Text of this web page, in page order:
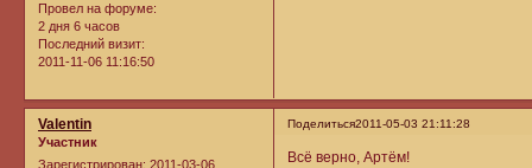
Провел на форуме:
2 дня 6 часов
Последний визит:
2011-11-06 11:16:50
Поделиться2011-05-03 21:11:28
Valentin
Участник
Зарегистрирован: 2011-03-06
Всё верно, Артём!